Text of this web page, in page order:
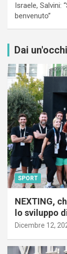
Israele, Salvini:
benvenuto”
Dai
SPORT
NEXTING,
lo sviluppo
Dicembre 12,